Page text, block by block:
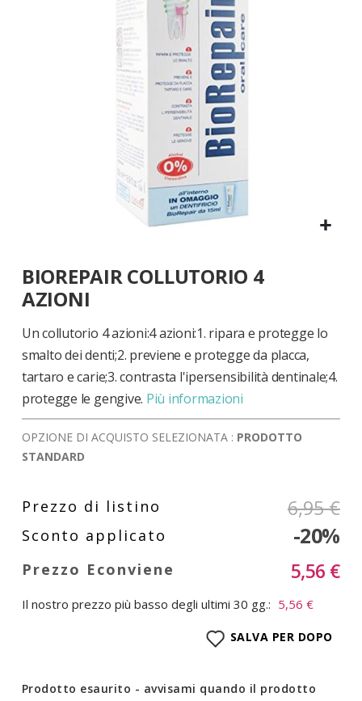
all'inizio
della
galleria
di
immagini
BIOREPAIR COLLUTORIO 4
AZIONI
Un collutorio 4 azioni:4 azioni:1. ripara e protegge lo
smalto dei denti;2. previene e protegge da placca,
tartaro e carie;3. contrasta l'ipersensibilità dentinale;4.
protegge le gengive. Più informazioni
OPZIONE DI ACQUISTO SELEZIONATA : PRODOTTO
STANDARD
6,95 €
-20%
5,56 €
Il nostro prezzo più basso degli ultimi 30 gg.: 5,56 €
SALVA PER DOPO
Prodotto esaurito - avvisami quando il prodotto